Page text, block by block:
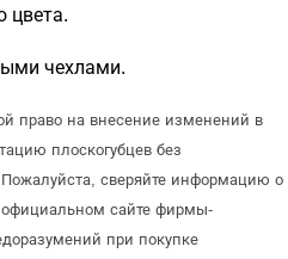
цвета.
чехлами.
право на внесение изменений в
плоскогубцев без
сверяйте информацию о
официальном сайте фирмы-
при покупке